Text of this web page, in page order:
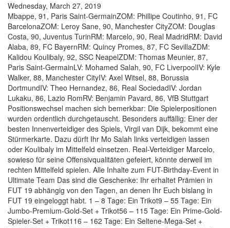
Wednesday, March 27, 2019
Mbappe, 91, Paris Saint-GermainZOM: Phillipe Coutinho, 91, FC
BarcelonaZOM: Leroy Sane, 90, Manchester CityZOM: Douglas
Costa, 90, Juventus TurinRM: Marcelo, 90, Real MadridRM: David
Alaba, 89, FC BayernRM: Quincy Promes, 87, FC SevillaZDM:
Kalidou Koulibaly, 92, SSC NeapelZDM: Thomas Meunier, 87,
Paris Saint-GermainLV: Mohamed Salah, 90, FC LiverpoolIV: Kyle
Walker, 88, Manchester CityIV: Axel Witsel, 88, Borussia
DortmundIV: Theo Hernandez, 86, Real SociedadIV: Jordan
Lukaku, 86, Lazio RomRV: Benjamin Pavard, 86, VfB Stuttgart
Positionswechsel machen sich bemerkbar: Die Spielerpositionen
wurden ordentlich durchgetauscht. Besonders auffällig: Einer der
besten Innenverteidiger des Spiels, Virgil van Dijk, bekommt eine
Stürmerkarte. Dazu dürft Ihr Mo Salah links verteidigen lassen
oder Koulibaly im Mittelfeld einsetzen. Real-Verteidiger Marcelo,
sowieso für seine Offensivqualitäten gefeiert, könnte derweil im
rechten Mittelfeld spielen. Alle Inhalte zum FUT-Birthday-Event in
Ultimate Team Das sind die Geschenke: Ihr erhaltet Prämien in
FUT 19 abhängig von den Tagen, an denen Ihr Euch bislang in
FUT 19 eingeloggt habt. 1 – 8 Tage: Ein Trikot9 – 55 Tage: Ein
Jumbo-Premium-Gold-Set + Trikot56 – 115 Tage: Ein Prime-Gold-
Spieler-Set + Trikot116 – 162 Tage: Ein Seltene-Mega-Set +